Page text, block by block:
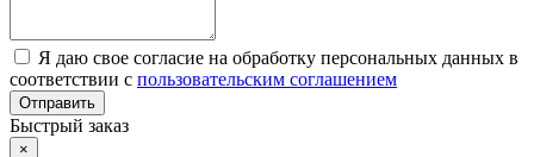
Я даю свое согласие на обработку персональных данных в
соответствии с пользовательским соглашением
Отправить
Быстрый заказ
×